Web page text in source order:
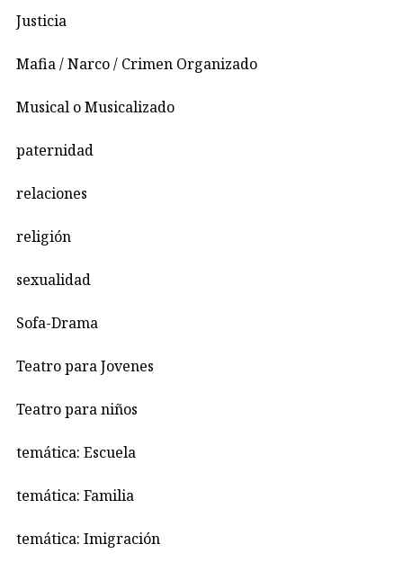
Justicia
Mafia / Narco / Crimen Organizado
Musical o Musicalizado
paternidad
relaciones
religión
sexualidad
Sofa-Drama
Teatro para Jovenes
Teatro para niños
temática: Escuela
temática: Familia
temática: Imigración